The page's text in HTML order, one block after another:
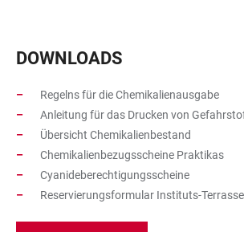
DOWNLOADS
Regelns für die Chemikalienausgabe
Anleitung für das Drucken von
Übersicht Chemikalienbestand
Chemikalienbezugsscheine Praktikas
Cyanideberechtigungsscheine
Reservierungsformular Instituts-Terrasse